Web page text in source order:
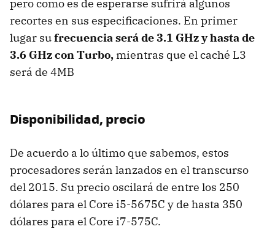
pero como es de esperarse sufrirá algunos
recortes en sus especificaciones. En primer
lugar sufrecuencia será de 3.1 GHz y hasta de
3.6 GHz con Turbo, mientras que el caché L3
será de 4MB
Disponibilidad, precio
De acuerdo a lo último que sabemos, estos
procesadores serán lanzados en el transcurso
del 2015. Su precio oscilará de entre los 250
dólares para el Core i5-5675C y de hasta 350
dólares para el Core i7-575C.